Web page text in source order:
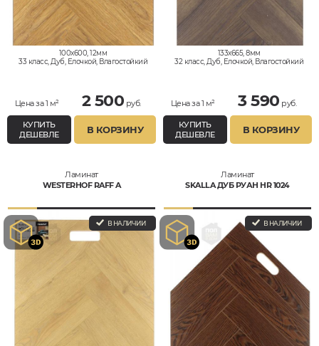
100x600, 12мм
33 класс, Дуб, Елочкой, Влагостойкий
Цена за 1 м² 2 500 руб.
КУПИТЬ
ДЕШЕВЛЕ
В КОРЗИНУ
133x665, 8мм
32 класс, Дуб, Елочкой, Влагостойкий
Цена за 1 м² 3 590 руб.
КУПИТЬ
ДЕШЕВЛЕ
В КОРЗИНУ
Ламинат
WESTERHOF RAFF A
В НАЛИЧИИ
Ламинат
SKALLA ДУБ РУАН HR 1024
В НАЛИЧИИ